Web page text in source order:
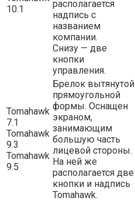
10.1
располагается
надпись с
названием
компании.
Снизу — две
кнопки
управления.
Tomahawk
7.1
Tomahawk
9.3
Tomahawk
9.5
Брелок вытянутой
прямоугольной
формы. Оснащен
экраном,
занимающим
большую часть
лицевой стороны.
На ней же
располагается две
кнопки и надпись
Tomahawk.